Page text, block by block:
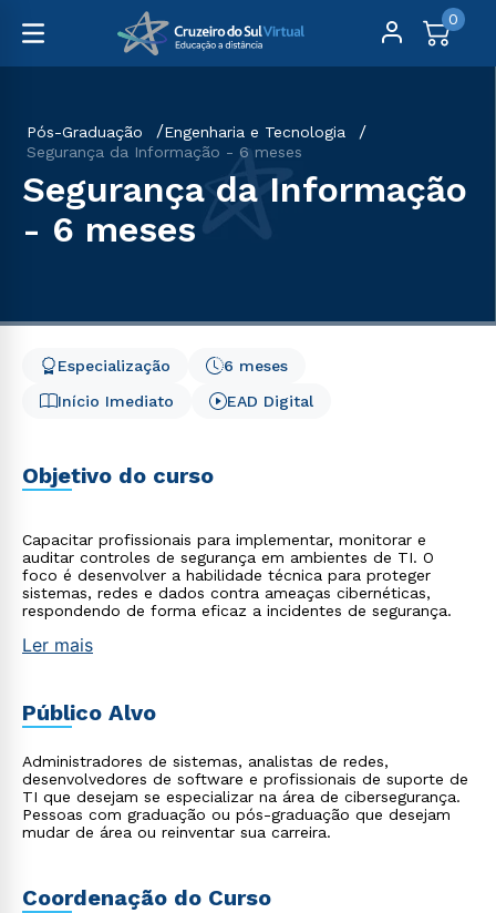
0
Pós-Graduação
Engenharia e Tecnologia
Segurança da Informação - 6 meses
Segurança da Informação
- 6 meses
Início Imediato
6 meses
Especialização
EAD Digital
Objetivo do curso
Capacitar profissionais para implementar, monitorar e
auditar controles de segurança em ambientes de TI. O
foco é desenvolver a habilidade técnica para proteger
sistemas, redes e dados contra ameaças cibernéticas,
respondendo de forma eficaz a incidentes de segurança.
Ler mais
Público Alvo
Administradores de sistemas, analistas de redes,
desenvolvedores de software e profissionais de suporte de
TI que desejam se especializar na área de cibersegurança.
Pessoas com graduação ou pós-graduação que desejam
mudar de área ou reinventar sua carreira.
Coordenação do Curso